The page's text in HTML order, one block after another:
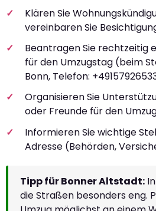
Klären Sie
vereinbaren Sie
Beantragen Sie rechtzeitig
für den Umzugstag (beim
Bonn, Telefon:
Organisieren Sie
oder Freunde für den
Informieren Sie wichtige
Adresse (Behörden,
Tipp für Bonner Altstadt:
die Straßen besonders eng.